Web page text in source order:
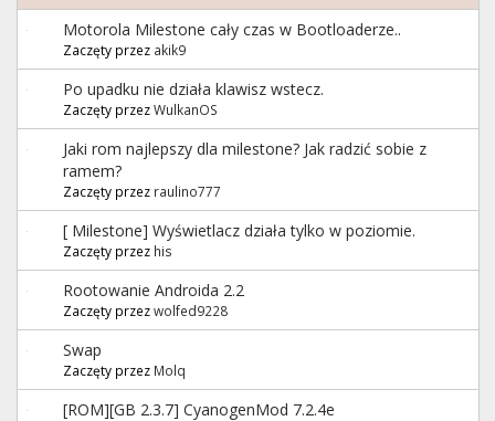
Motorola Milestone cały czas w Bootloaderze..
Zaczęty przez akik9
Po upadku nie działa klawisz wstecz.
Zaczęty przezWulkanOS
Jaki rom najlepszy dla milestone? Jak radzić sobie z
ramem?
Zaczęty przez raulino777
[ Milestone] Wyświetlacz działa tylko w poziomie.
Zaczęty przez his
Rootowanie Androida 2.2
Zaczęty przezwolfed9228
Swap
Zaczęty przez Molq
[ROM][GB 2.3.7] CyanogenMod 7.2.4e